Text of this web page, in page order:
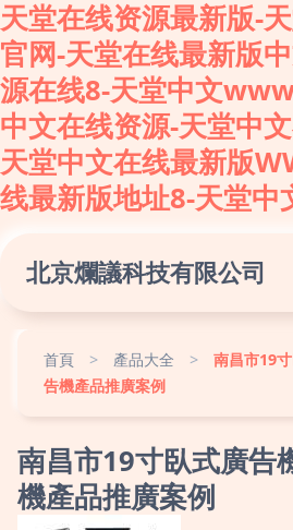
天堂在线资源最新版-
官网-天堂在线最新版
源在线8-天堂中文
中文在线资源-天堂中
天堂中文在线最新版
线最新版地址8-天堂中
北京爛議科技有限公司
首頁 > 產品大全 >
南昌市19
告機產品推廣案例
南昌市19寸臥式廣告
機產品推廣案例